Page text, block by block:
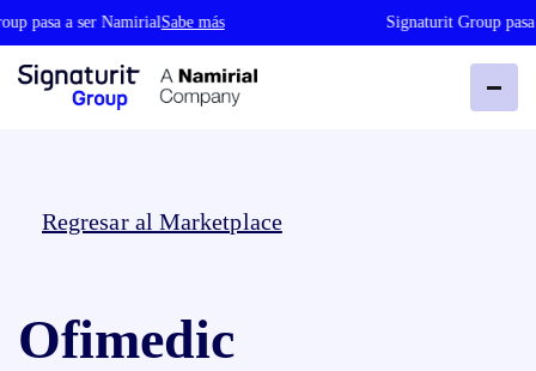
pasa a ser NamirialSabe más Signaturit Group
Regresar al Marketplace
Ofimedic